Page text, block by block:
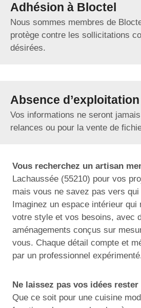
Adhésion à Bloctel
Nous sommes membres de
protège contre les sollicitations
désirées.
Absence
Vos informations ne seront
relances ou pour la vente de
Vous recherchez un artisan
Lachaussée (55210) pour vos
mais vous ne savez pas vers
Imaginez un espace intérieur
votre style et vos besoins, avec
aménagements conçus sur
vous. Chaque détail compte et
par un professionnel
Ne laissez pas vos idées rester
Que ce soit pour une cuisine